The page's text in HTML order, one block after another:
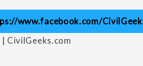
www.facebook.com/CivilGeek
CivilGeeks.com